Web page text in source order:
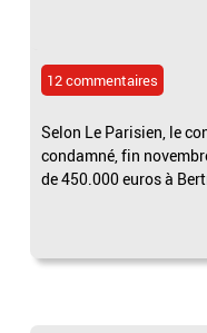
12 commentaires
Selon Le Parisien, le
condamné, fin
de 450.000 euros à